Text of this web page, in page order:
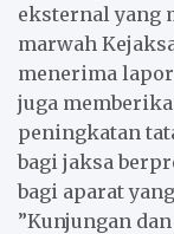
eksternal yang
marwah
menerima
juga
peningkatan
bagi jaksa
bagi aparat
”Kunjungan